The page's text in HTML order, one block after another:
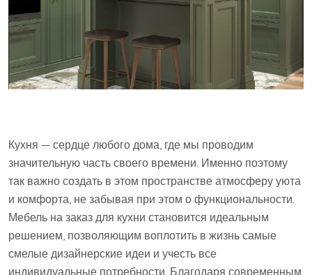
Кухня — сердце любого дома, где мы проводим
значительную часть своего времени. Именно поэтому
так важно создать в этом пространстве атмосферу уюта
и комфорта, не забывая при этом о функциональности.
Мебель на заказ для кухни становится идеальным
решением, позволяющим воплотить в жизнь самые
смелые дизайнерские идеи и учесть все
индивидуальные потребности. Благодаря современным